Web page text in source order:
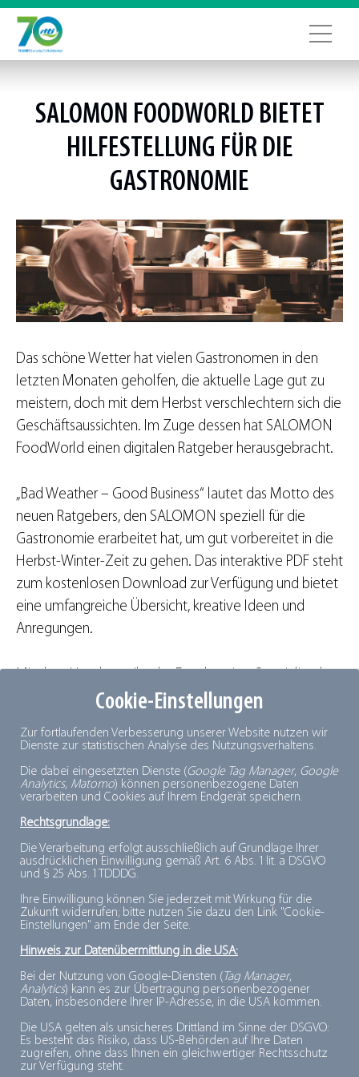
Cookie-Einstellungen
Zur fortlaufenden Verbesserung unserer Website nutzen wir
Dienste zur statistischen Analyse des Nutzungsverhaltens.
Die dabei eingesetzten Dienste (Google Tag Manager, Google
Analytics, Matomo) können personenbezogene Daten
verarbeiten und Cookies auf Ihrem Endgerät speichern.
Rechtsgrundlage:
Die Verarbeitung erfolgt ausschließlich auf Grundlage Ihrer
ausdrücklichen Einwilligung gemäß Art. 6 Abs. 1 lit. a DSGVO
und § 25 Abs. 1 TDDDG.
Ihre Einwilligung können Sie jederzeit mit Wirkung für die
Zukunft widerrufen; bitte nutzen Sie dazu den Link "Cookie-
Einstellungen" am Ende der Seite.
Hinweis zur Datenübermittlung in die USA:
Bei der Nutzung von Google-Diensten (Tag Manager,
Analytics) kann es zur Übertragung personenbezogener
Daten, insbesondere Ihrer IP-Adresse, in die USA kommen.
Die USA gelten als unsicheres Drittland im Sinne der DSGVO:
Es besteht das Risiko, dass US-Behörden auf Ihre Daten
zugreifen, ohne dass Ihnen ein gleichwertiger Rechtsschutz
zur Verfügung steht.
SALOMON FOODWORLD BIETET
HILFESTELLUNG FÜR DIE
GASTRONOMIE
Das schöne Wetter hat vielen Gastronomen in den
letzten Monaten geholfen, die aktuelle Lage gut zu
meistern, doch mit dem Herbst verschlechtern sich die
Geschäftsaussichten. Im Zuge dessen hat SALOMON
FoodWorld einen digitalen Ratgeber herausgebracht.
„Bad Weather – Good Business“ lautet das Motto des
neuen Ratgebers, den SALOMON speziell für die
Gastronomie erarbeitet hat, um gut vorbereitet in die
Herbst-Winter-Zeit zu gehen. Das interaktive PDF steht
zum kostenlosen Download zur Verfügung und bietet
eine umfangreiche Übersicht, kreative Ideen und
Anregungen.
Gastronomen eine praktische Check- und
Aufgeteilt in die Themenbereiche Außengastronomie,
Innengastronomie und Neue Ideen & Take Away,
bündelt der Folder übersichtlich relevante Punkte und
So gibt es allerlei Möglichkeiten und Ideen, die
Außensaison zu verlängern und den Gästen mit heißen
Gerichten und gemütlichem Ambiente eine
Alternative zu Innenräumen zu bieten. Dort wiederum
– im Innenbereich – punktet eine kluge Raumnutzung,
die geschickte Erhöhung der Besucherfrequenz und
ein transparentes Hygienekonzept. Als dritte Option
stehen vielleicht noch ganz neue Wege offen: Take
Away und die Umsetzung neuer Ideen bergen
womöglich weitere Einnahmequellen.